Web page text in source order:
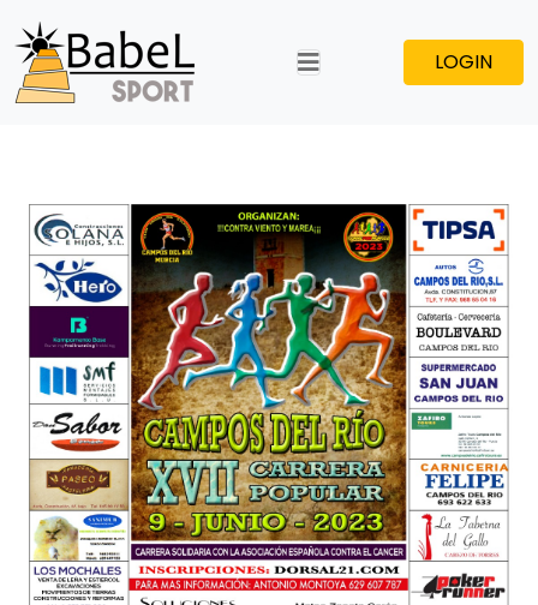
LOGIN